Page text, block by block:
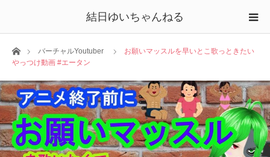
結日ゆいちゃんねる
ホームバーチャルYoutuber
お願いマッスルを早いとこ歌っときたい
やっつけ動画 #エータン